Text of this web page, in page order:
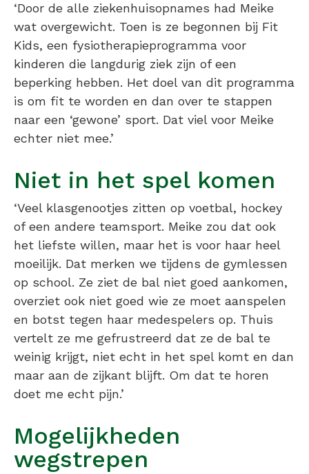
‘Door de alle ziekenhuisopnames had Meike
wat overgewicht. Toen is ze begonnen bij Fit
Kids, een fysiotherapieprogramma voor
kinderen die langdurig ziek zijn of een
beperking hebben. Het doel van dit programma
is om fit te worden en dan over te stappen
naar een ‘gewone’ sport. Dat viel voor Meike
echter niet mee.’
Niet in het spel komen
‘Veel klasgenootjes zitten op voetbal, hockey
of een andere teamsport. Meike zou dat ook
het liefste willen, maar het is voor haar heel
moeilijk. Dat merken we tijdens de gymlessen
op school. Ze ziet de bal niet goed aankomen,
overziet ook niet goed wie ze moet aanspelen
en botst tegen haar medespelers op. Thuis
vertelt ze me gefrustreerd dat ze de bal te
weinig krijgt, niet echt in het spel komt en dan
maar aan de zijkant blijft. Om dat te horen
doet me echt pijn.’
Mogelijkheden
wegstrepen